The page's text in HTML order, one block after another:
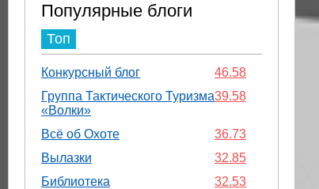
Популярные блоги
Топ
46.58
Конкурсный блог
39.58
Группа Тактического Туризма
«Волки»
36.73
Всё об Охоте
32.85
Вылазки
32.53
Библиотека